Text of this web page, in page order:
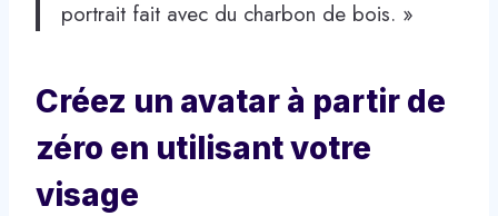
portrait fait avec du charbon de bois. »
Créez un avatar à partir de
zéro en utilisant votre
visage